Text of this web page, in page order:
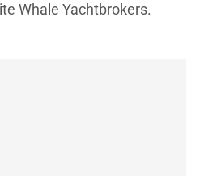
Whale Yachtbrokers.